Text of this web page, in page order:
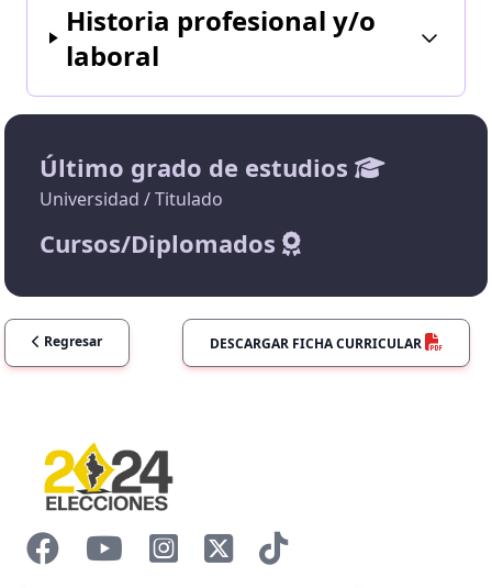
Historia profesional y/o
laboral
Último grado de estudios
Universidad / Titulado
Cursos/Diplomados
Regresar DESCARGAR FICHA CURRICULAR